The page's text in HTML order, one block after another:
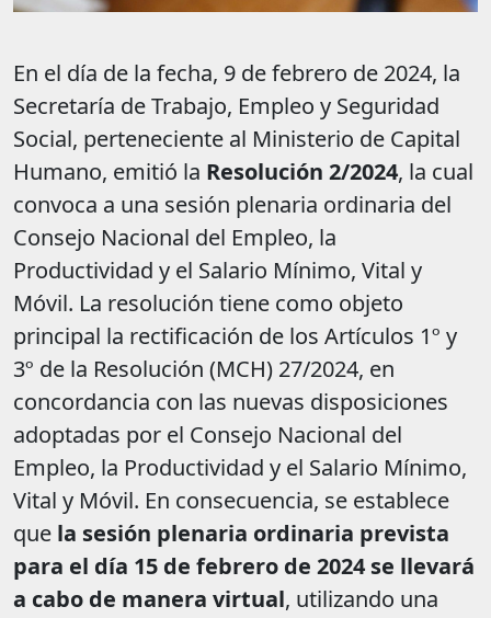
En el día de la fecha, 9 de febrero de 2024, la
Secretaría de Trabajo, Empleo y Seguridad
Social, perteneciente al Ministerio de Capital
Humano, emitió la Resolución 2/2024, la cual
convoca a una sesión plenaria ordinaria del
Consejo Nacional del Empleo, la
Productividad y el Salario Mínimo, Vital y
Móvil. La resolución tiene como objeto
principal la rectificación de los Artículos 1º y
3º de la Resolución (MCH) 27/2024, en
concordancia con las nuevas disposiciones
adoptadas por el Consejo Nacional del
Empleo, la Productividad y el Salario Mínimo,
Vital y Móvil. En consecuencia, se establece
que la sesión plenaria ordinaria prevista
para el día 15 de febrero de 2024 se llevará
a cabo de manera virtual, utilizando una